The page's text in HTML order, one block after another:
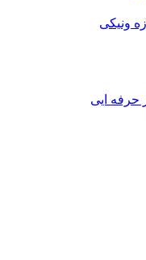
ونیکی
حرفه ایی